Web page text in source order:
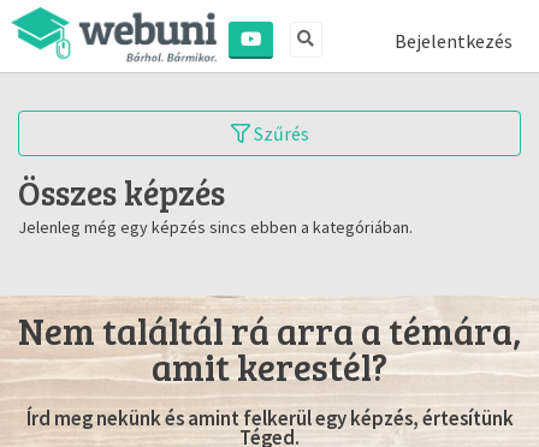
Bejelentkezés
Szűrés
Összes képzés
Jelenleg még egy képzés sincs ebben a kategóriában.
Nem találtál rá arra a témára,
amit kerestél?
Írd meg nekünk és amint felkerül egy képzés, értesítünk
Téged.